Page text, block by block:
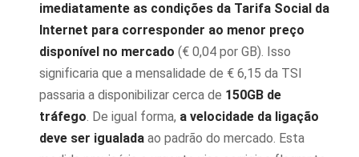
imediatamente as condições da Tarifa Social da
Internet para corresponder ao menor preço
disponível no mercado (€ 0,04 por GB). Isso
significaria que a mensalidade de € 6,15 da TSI
passaria a disponibilizar cerca de 150GB de
tráfego. De igual forma, a velocidade da ligação
deve ser igualada ao padrão do mercado. Esta